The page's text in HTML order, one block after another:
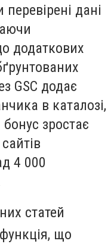
дані
додаткових
GSC додає
в каталозі,
зростає
4 000
статей
що